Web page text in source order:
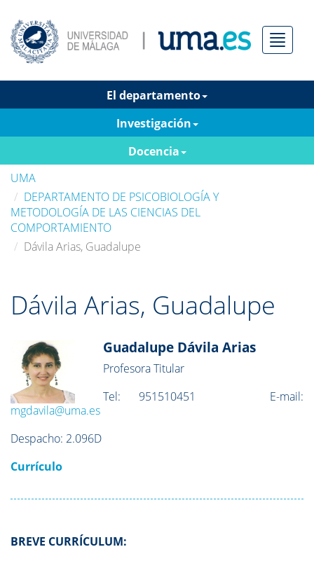
Menú
El departamento
Investigación
Docencia
UMA
DEPARTAMENTO DE PSICOBIOLOGÍA Y
METODOLOGÍA DE LAS CIENCIAS DEL
COMPORTAMIENTO
Dávila Arias, Guadalupe
Dávila Arias, Guadalupe
Guadalupe Dávila Arias
Profesora Titular
Tel: 951510451
E-mail:
mgdavila@uma.es
Despacho: 2.096D
Currículo
BREVE CURRÍCULUM: